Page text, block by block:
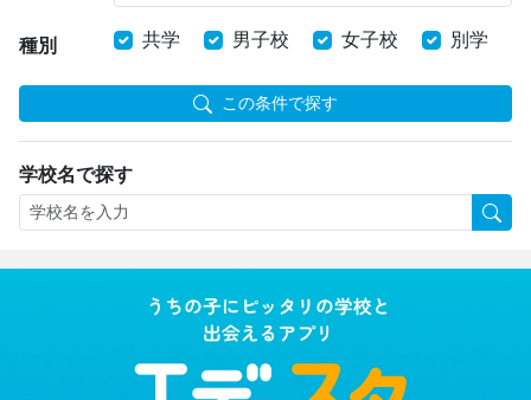
種別 共学 男子校 女子校 別学
この条件で探す
学校名で探す